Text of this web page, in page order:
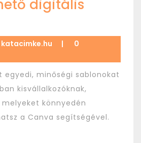
digitális
katacimke.hu |
0
minőségi sablonokat
kisvállalkozóknak,
könnyedén
a Canva segítségével.